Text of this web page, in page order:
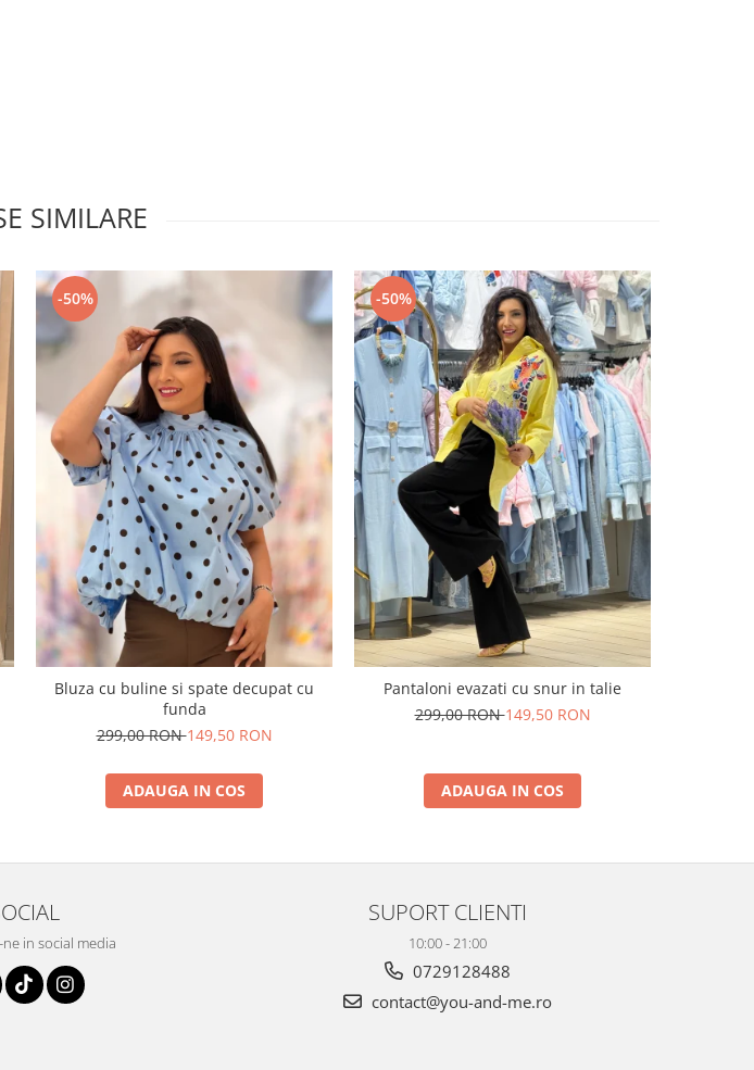
SIMILARE
-50%
Bluza cu buline si spate decupat cu
funda
299,00 RON149,50 RON
ADAUGA IN COS
-50%
Pantaloni evazati cu snur in talie
299,00 RON149,50 RON
ADAUGA IN COS
in social media
SUPORT CLIENTI
10:00 - 21:00
0729128488
contact@you-and-me.ro